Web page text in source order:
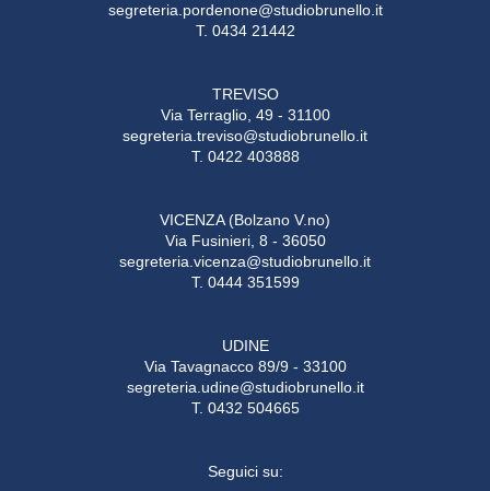
segreteria.pordenone@studiobrunello.it
T. 0434 21442
TREVISO
Via Terraglio, 49 - 31100
segreteria.treviso@studiobrunello.it
T. 0422 403888
VICENZA (Bolzano V.no)
Via Fusinieri, 8 - 36050
segreteria.vicenza@studiobrunello.it
T. 0444 351599
UDINE
Via Tavagnacco 89/9 - 33100
segreteria.udine@studiobrunello.it
T. 0432 504665
Seguici su: